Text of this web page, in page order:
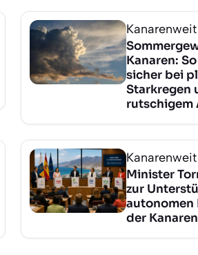
Kanarenweit
Kanaren:
sicher bei
Starkregen
rutschigem
Kanarenweit
Minister
zur
autonomen
der